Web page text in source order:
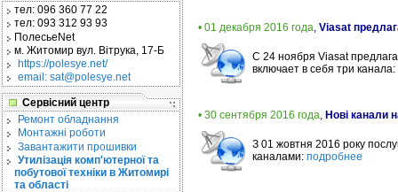
тел: 096 360 77 22
тел: 093 312 93 93
ПолесьеNet
м. Житомир вул. Вітрука, 17-Б
https://polesye.net/
email: sat@polesye.net
Сервісний центр
Ремонт обладнання
Монтажні роботи
Завантажити прошивки
Утилізація комп'ютерної та
побутової техніки в Житомирі
та області
• 01 декабря 2016 года, Viasat
С 24 ноября Viasat
включает в себя три
• 30 сентября 2016 года, Нові канали
З 01 жовтня 2016 року
каналами: подробнее